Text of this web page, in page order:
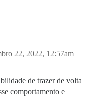
22, 2022, 12:57am
de trazer de volta
comportamento e